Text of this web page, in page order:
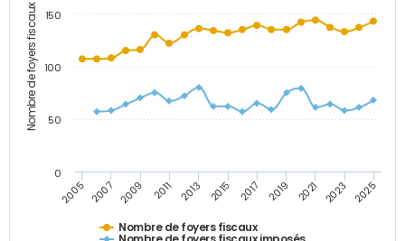
Nombre de foyers fiscaux
Nombre de foyers fiscaux
2005 2007 2009 2011 2013 2015 2017 2019 2021 2023 2025
0
50
100
150